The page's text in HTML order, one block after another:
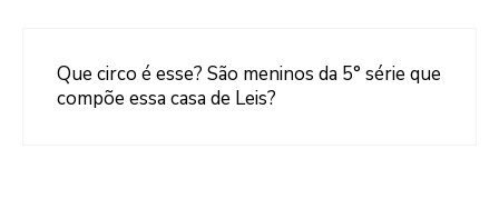
Que circo é esse? São meninos da 5° série que
compõe essa casa de Leis?